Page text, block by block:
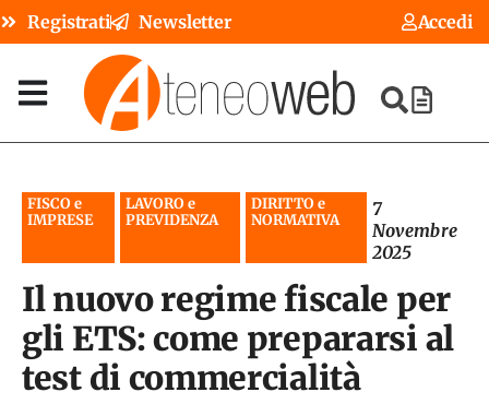
Registrati Newsletter Accedi
FISCO e
IMPRESE
LAVORO e
PREVIDENZA
DIRITTO e
NORMATIVA
7
Novembre
2025
Il nuovo regime fiscale per
gli ETS: come prepararsi al
test di commercialità